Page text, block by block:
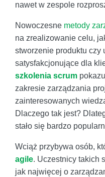
nawet w zespole
Nowoczesne metody
na zrealizowanie celu,
stworzenie produktu czy
satysfakcjonujące dla
szkolenia scrum
zakresie zarządzania
zainteresowanych
Dlaczego tak jest?
stało się bardzo
Wciąż przybywa osób,
agile. Uczestnicy takich
jak najwięcej o